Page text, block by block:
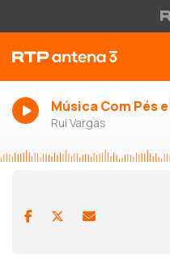
Música Com Pés
Rui Vargas